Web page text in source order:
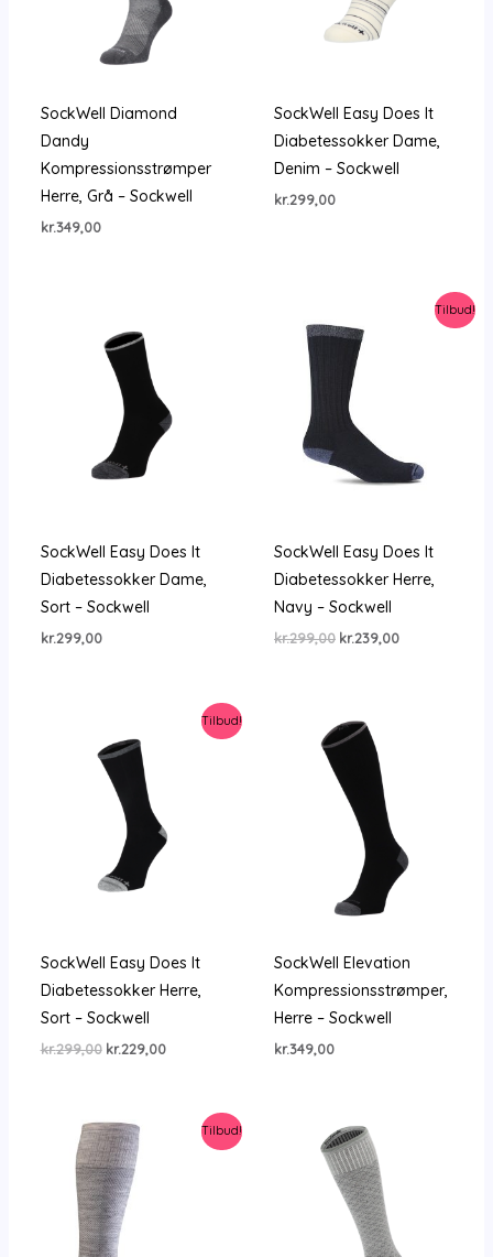
SockWell Diamond
Dandy
Kompressionsstrømper
Herre, Grå – Sockwell
kr.349,00
SockWell Easy Does It
Diabetessokker Dame,
Denim – Sockwell
kr.299,00
SockWell Easy Does It
Diabetessokker Dame,
Sort – Sockwell
kr.299,00
Tilbud!
SockWell Easy Does It
Diabetessokker Herre,
Navy – Sockwell
kr.299,00 Den
kr.239,00Den
Tilbud!
SockWell Easy Does It
Diabetessokker Herre,
Sort – Sockwell
kr.299,00 Den
kr.299,00.
kr.229,00Den
kr.229,00.
SockWell Elevation
Kompressionsstrømper,
Herre – Sockwell
kr.349,00
Tilbud!